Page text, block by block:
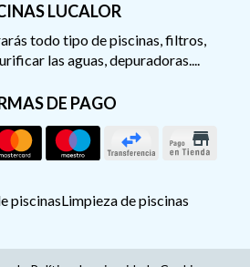
LUCALOR
todo tipo de piscinas, filtros,
las aguas, depuradoras....
DE PAGO
piscinasLimpieza de piscinas